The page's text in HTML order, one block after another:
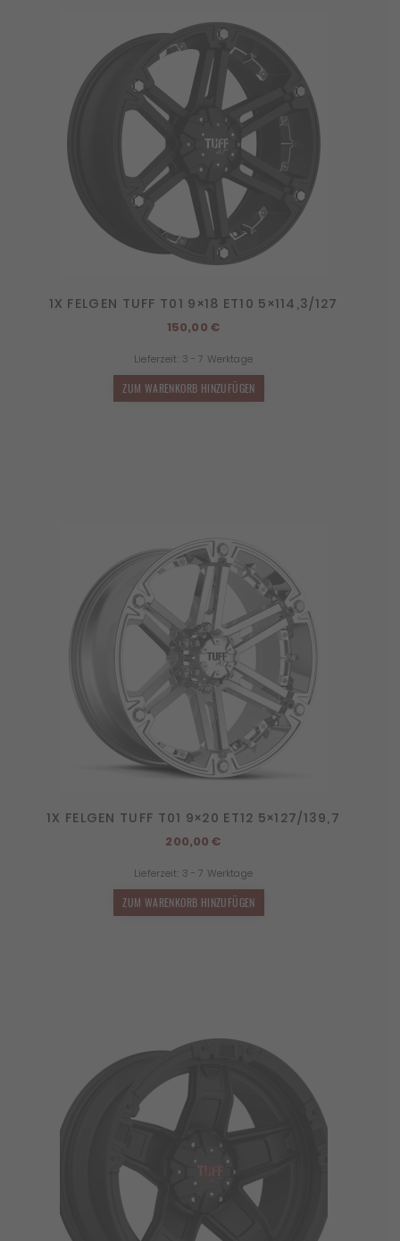
1X FELGEN TUFF T01 9×18 ET10 5×114,3/127
150,00 €
Lieferzeit: 3 - 7 Werktage
ZUM WARENKORB HINZUFÜGEN
1X FELGEN TUFF T01 9×20 ET12 5×127/139,7
200,00€
Lieferzeit: 3 - 7 Werktage
ZUM WARENKORB HINZUFÜGEN